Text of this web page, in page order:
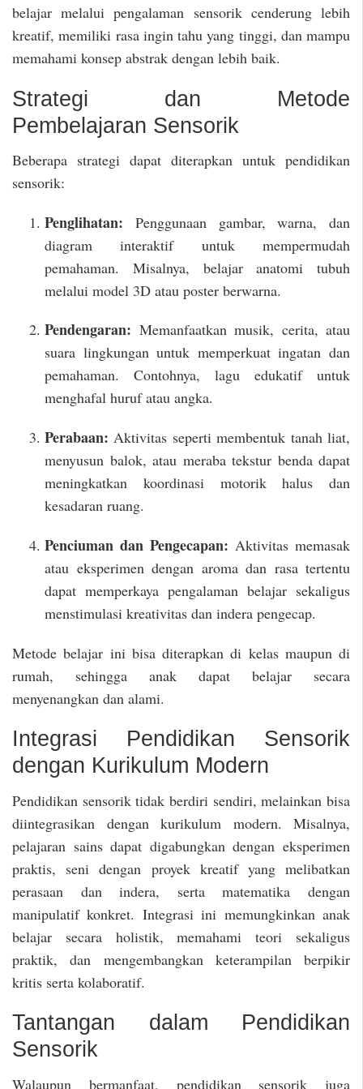
belajar melalui pengalaman sensorik cenderung lebih
kreatif, memiliki rasa ingin tahu yang tinggi, dan mampu
memahami konsep abstrak dengan lebih baik.
Strategi dan Metode
Pembelajaran Sensorik
Beberapa strategi dapat diterapkan untuk pendidikan
sensorik:
Penglihatan: Penggunaan gambar, warna, dan
diagram interaktif untuk mempermudah
pemahaman. Misalnya, belajar anatomi tubuh
melalui model 3D atau poster berwarna.
Pendengaran: Memanfaatkan musik, cerita, atau
suara lingkungan untuk memperkuat ingatan dan
pemahaman. Contohnya, lagu edukatif untuk
menghafal huruf atau angka.
Perabaan: Aktivitas seperti membentuk tanah liat,
menyusun balok, atau meraba tekstur benda dapat
meningkatkan koordinasi motorik halus dan
kesadaran ruang.
Penciuman dan Pengecapan: Aktivitas memasak
atau eksperimen dengan aroma dan rasa tertentu
dapat memperkaya pengalaman belajar sekaligus
menstimulasi kreativitas dan indera pengecap.
Metode belajar ini bisa diterapkan di kelas maupun di
rumah, sehingga anak dapat belajar secara
menyenangkan dan alami.
Integrasi Pendidikan Sensorik
dengan Kurikulum Modern
Pendidikan sensorik tidak berdiri sendiri, melainkan bisa
diintegrasikan dengan kurikulum modern. Misalnya,
pelajaran sains dapat digabungkan dengan eksperimen
praktis, seni dengan proyek kreatif yang melibatkan
perasaan dan indera, serta matematika dengan
manipulatif konkret. Integrasi ini memungkinkan anak
belajar secara holistik, memahami teori sekaligus
praktik, dan mengembangkan keterampilan berpikir
kritis serta kolaboratif.
Tantangan dalam Pendidikan
Sensorik
Walaupun bermanfaat, pendidikan sensorik juga